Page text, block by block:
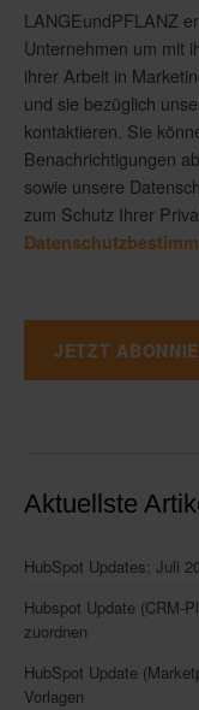
LANGEundPFLANZ
Unternehmen um mit
ihrer Arbeit in
und sie bezüglich
kontaktieren. Sie
Benachrichtigungen
sowie unsere
zum Schutz Ihrer
Aktuellste
HubSpot Updates: Juli
Hubspot Update (CRM-
zuordnen
HubSpot Update
Vorlagen